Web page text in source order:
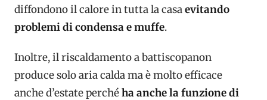
diffondono il calore in tutta la casaevitando
problemi di condensa e muffe.
Inoltre, il riscaldamento a battiscopanon
produce solo aria calda ma è molto efficace
anche d’estate perchéha anche la funzione di